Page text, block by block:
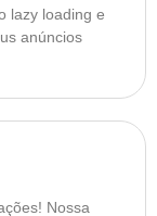
lazy loading e
anúncios
Nossa